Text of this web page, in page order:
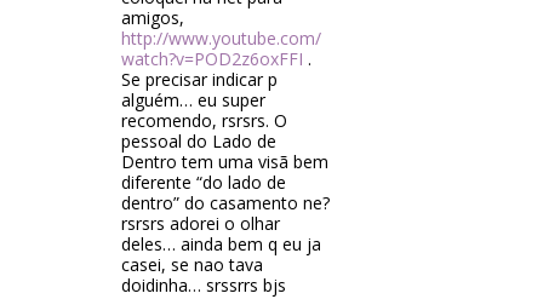
amigos,
http://www.youtube.com/
watch?v=POD2z6oxFFI .
Se precisar indicar p
alguém… eu super
recomendo, rsrsrs. O
pessoal do Lado de
Dentro tem uma visã bem
diferente “do lado de
dentro” do casamento ne?
rsrsrs adorei o olhar
deles… ainda bem q eu ja
casei, se nao tava
doidinha… srssrrs bjs